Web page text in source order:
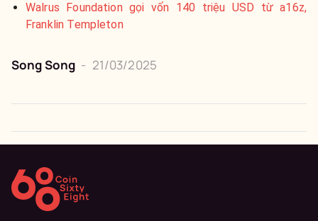
Walrus Foundation gọi vốn 140 triệu USD từ a16z,
Franklin Templeton
Song Song - 21/03/2025